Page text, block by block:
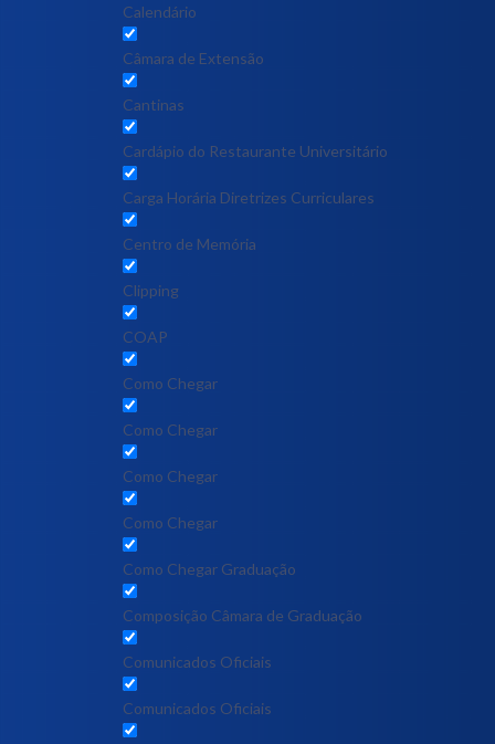
Calendário
Câmara de Extensão
Cantinas
Cardápio do Restaurante Universitário
Carga Horária Diretrizes Curriculares
Centro de Memória
Clipping
COAP
Como Chegar
Como Chegar
Como Chegar
Como Chegar
Como Chegar Graduação
Composição Câmara de Graduação
Comunicados Oficiais
Comunicados Oficiais